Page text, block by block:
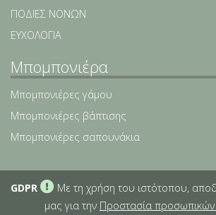
ΠΟΔΙΕΣ ΝΟΝΩΝ
ΕΥΧΟΛΟΓΙΑ
Μπομπονιέρα
Μπομπονιέρες γάμου
Μπομπονιέρες βάπτισης
Μπομπονιέρες σαπουνάκια
GDPR
Με τη χρήση του ιστότοπου,
μας για την Προστασία